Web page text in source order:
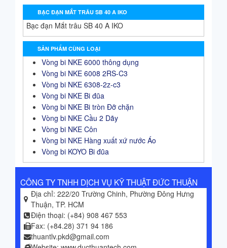
BẠC ĐẠN MẮT TRÂU SB 40 A IKO
Bạc đạn Mắt trâu SB 40 A IKO
SẢN PHẨM CÙNG LOẠI
Vòng bi NKE 6000 thông dụng
Vòng bi NKE 6008 2RS-C3
Vòng bi NKE 6308-2z-c3
Vòng bi NKE Bi đũa
Vòng bi NKE Bi tròn Đỡ chặn
Vòng bi NKE Cầu 2 Dãy
Vòng bi NKE Côn
Vòng bi NKE Hàng xuất xứ nước Áo
Vòng bi KOYO Bi đũa
CÔNG TY TNHH DỊCH VỤ KỸ THUẬT ĐỨC THUẬN
Địa chỉ: 222/20 Trường Chinh, Phường Đông Hưng
Thuận, TP. HCM
Điện thoại: (+84) 908 467 553
Fax: (+84.28) 371 94 186
thuantlv.pkd@gmail.com